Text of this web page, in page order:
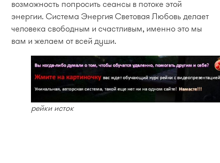
возможность попросить сеансы в потоке этой
энергии. Система Энергия Световая Любовь делает
человека свободным и счастливым, именно это мы
вам и желаем от всей души.
рейки исток